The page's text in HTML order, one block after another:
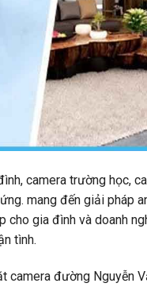
camera trường học,
mang đến giải pháp
cho gia đình và doanh
tình.
camera đường Nguyễn